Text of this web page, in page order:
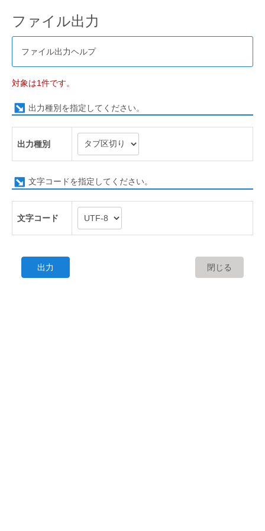
ファイル出力
ファイル出力ヘルプ
対象は1件です。
出力種別を指定してください。
出力種別
文字コードを指定してください。
文字コード